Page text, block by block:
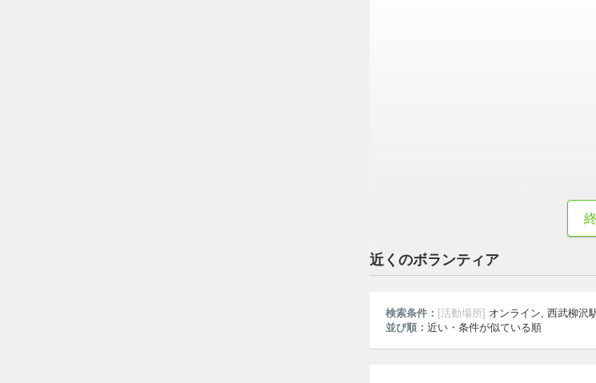
近くのボランティア
検索条件： [活動場所] オンライン, 西武柳沢
並び順： 近い・条件が似ている順